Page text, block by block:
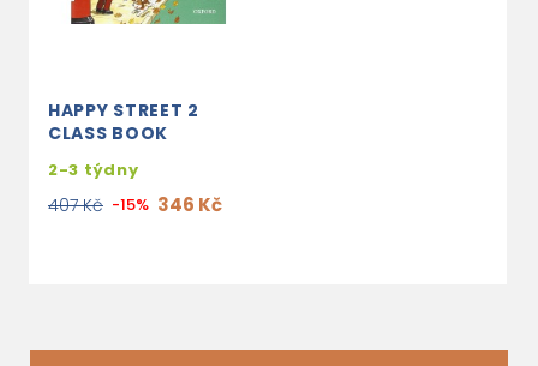
HAPPY STREET 2
CLASS BOOK
2-3 týdny
407 Kč -15% 346 Kč